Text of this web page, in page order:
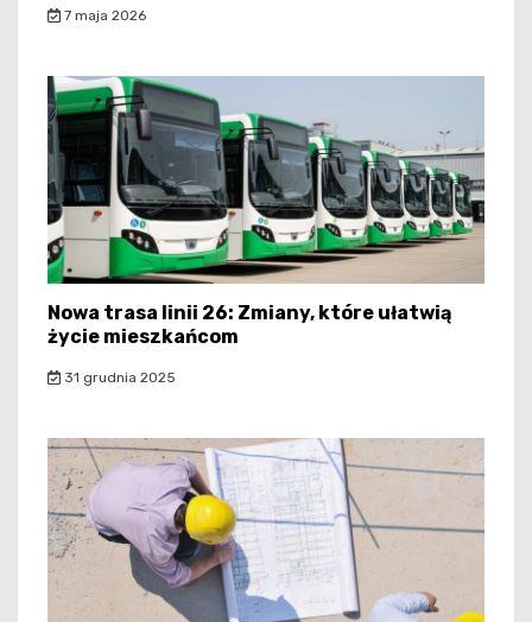
7 maja 2026
Nowa trasa linii 26: Zmiany, które ułatwią
życie mieszkańcom
31 grudnia 2025